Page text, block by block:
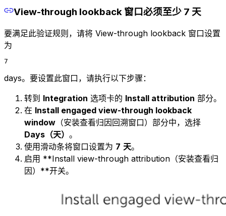
View-through lookback 窗口必须至少 7 天
要满足此验证规则，请将 View-through lookback 窗口设置
为
7
days。要设置此窗口，请执行以下步骤：
转到 Integration 选项卡的 Install attribution 部分。
在 Install engaged view-through lookback
window （安装查看归因回溯窗口）部分中，选择
Days（天） 。
使用滑动条将窗口设置为 7 天。
启用 **Install view-through attribution（安装查看归
因）**开关。